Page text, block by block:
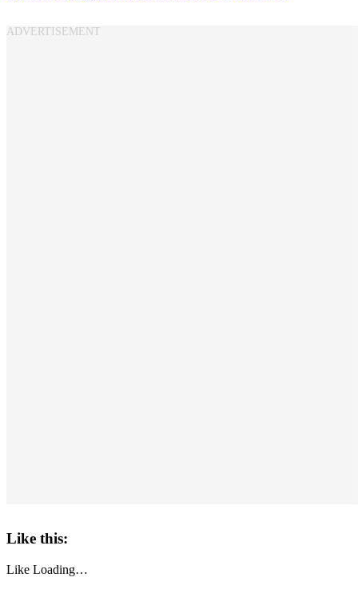
Like this:
Like Loading…